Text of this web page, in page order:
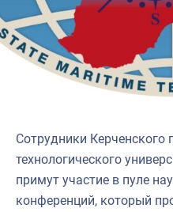
Сотрудники Керченского
технологического
примут участие в пуле
конференций, который